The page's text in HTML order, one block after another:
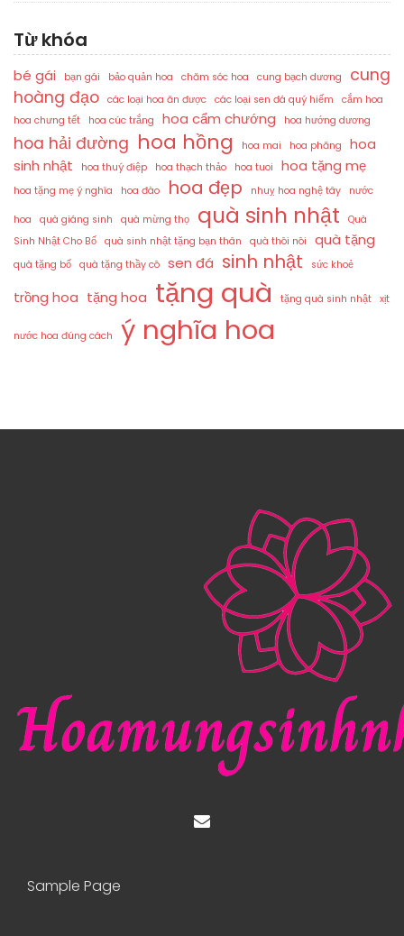
Từ khóa
bé gái bạn gái bảo quản hoa chăm sóc hoa cung bạch dương
cung
hoàng đạo các loại hoa ăn được các loại sen đá quý hiếm
cắm hoa
hoa chưng tết
hoa cúc trắng hoa cẩm chướng hoa hướng dương
hoa hải đường hoa hồng hoa mai hoa phăng
hoa
sinh nhật
hoa thuý điệp hoa thạch thảo hoa tuoi hoa tặng mẹ
hoa tặng mẹ ý nghĩa hoa đào hoa đẹp nhuỵ hoa nghệ tây nước
hoa quà giáng sinh quà mừng thọ quà sinh nhật
Quà
Sinh Nhật Cho Bố quà sinh nhật tặng bạn thân quà thôi nôi quà tặng
quà tặng bố quà tặng thầy cô sen đá sinh nhật sức khoẻ
trồng hoa tặng hoa tặng quà tặng quà sinh nhật xịt
nước hoa đúng cách ý nghĩa hoa
Sample Page